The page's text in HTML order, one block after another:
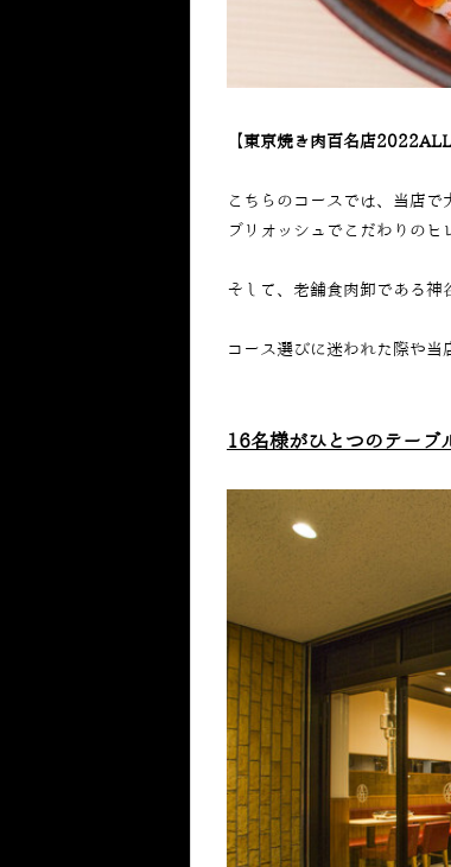
【東京焼き肉百名店
こちらのコースでは、当店
ブリオッシュでこだわりのヒ
そして、老舗食肉卸である神
コース選びに迷われた際や当
16名様がひとつのテーブ